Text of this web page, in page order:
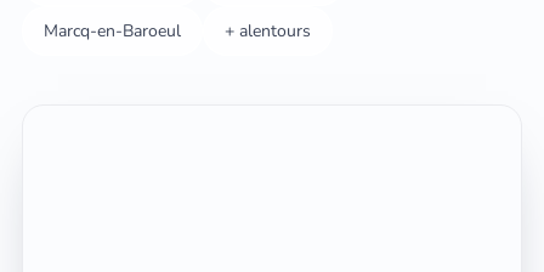
Marcq-en-Baroeul + alentours